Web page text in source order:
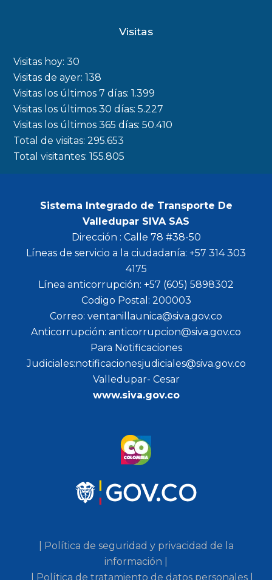
o
k
a
m
r
Visitas
Visitas hoy:30
Visitas de ayer:138
Visitas los últimos 7 días:1.399
Visitas los últimos 30 días:5.227
Visitas los últimos 365 días:50.410
Total de visitas:295.653
Total visitantes:155.805
Sistema Integrado de Transporte De
Valledupar SIVA SAS
Dirección : Calle 78 #38-50
Líneas de servicio a la ciudadanía: +57 314 303
4175
Línea anticorrupción: +57 (605) 5898302
Codigo Postal: 200003
Correo: ventanillaunica@siva.gov.co
Anticorrupción: anticorrupcion@siva.gov.co
Para Notificaciones
Judiciales:notificacionesjudiciales@siva.gov.co
Valledupar- Cesar
www.siva.gov.co
| Política de seguridad y privacidad de la
información |
| Política de tratamiento de datos personales |